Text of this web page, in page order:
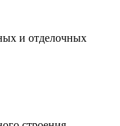
и отделочных